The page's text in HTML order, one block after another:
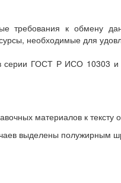
требования к обмену
необходимые для
ГОСТ Р ИСО 10303 и
материалов к тексту
выделены